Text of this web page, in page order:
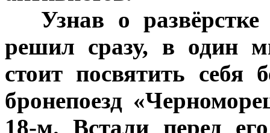
Узнав о
решил сразу, в один
стоит посвятить себя
бронепоезд
18-м. Встали перед